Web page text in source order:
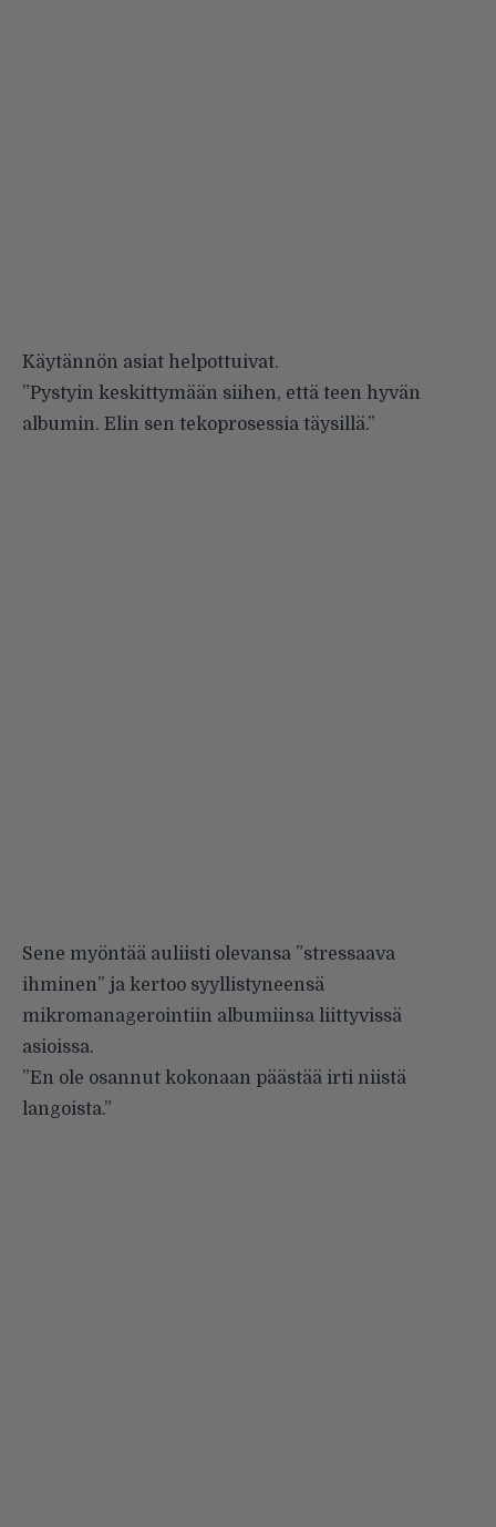
Käytännön asiat helpottuivat.
”Pystyin keskittymään siihen, että teen hyvän
albumin. Elin sen tekoprosessia täysillä.”
Sene myöntää auliisti olevansa ”stressaava
ihminen” ja kertoo syyllistyneensä
mikromanagerointiin albumiinsa liittyvissä
asioissa.
”En ole osannut kokonaan päästää irti niistä
langoista.”